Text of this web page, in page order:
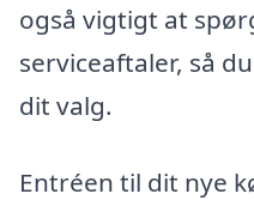
også vigtigt at
serviceaftaler, så
dit valg.
Entréen til dit nye